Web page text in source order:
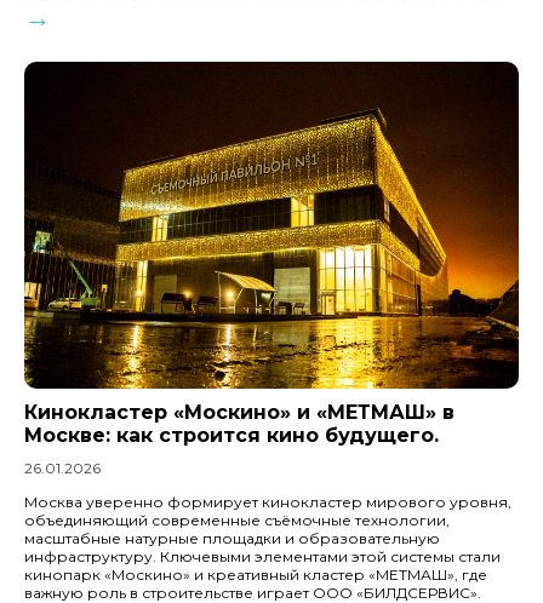
→
Кинокластер «Москино» и «МЕТМАШ» в
Москве: как строится кино будущего.
26.01.2026
Москва уверенно формирует кинокластер мирового уровня,
объединяющий современные съёмочные технологии,
масштабные натурные площадки и образовательную
инфраструктуру. Ключевыми элементами этой системы стали
кинопарк «Москино» и креативный кластер «МЕТМАШ», где
важную роль в строительстве играет ООО «БИЛДСЕРВИС».